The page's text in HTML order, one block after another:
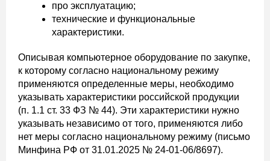
про эксплуатацию;
технические и функциональные
характеристики.
Описывая компьютерное оборудование по закупке,
к которому согласно национальному режиму
применяются определенные меры, необходимо
указывать характеристики российской продукции
(п. 1.1 ст. 33 ФЗ № 44). Эти характеристики нужно
указывать независимо от того, применяются либо
нет меры согласно национальному режиму (письмо
Минфина РФ от 31.01.2025 № 24-01-06/8697).